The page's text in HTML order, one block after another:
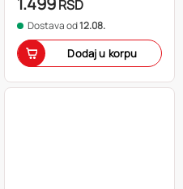
RSD
Dostava od12.08.
Dodaj u korpu